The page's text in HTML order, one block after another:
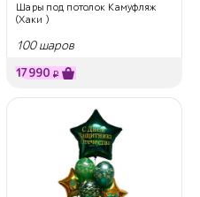
Шары под потолок Камуфляж
(Хаки )
100 шаров
17990 ₽